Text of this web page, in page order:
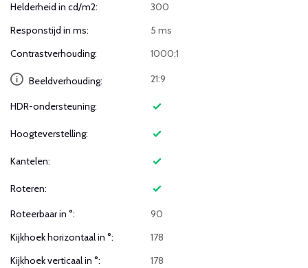
Helderheid in cd/m2:
300
Responstijd in ms:
5 ms
Contrastverhouding:
1000:1
Beeldverhouding: 21:9
HDR-ondersteuning:
Hoogteverstelling:
Kantelen:
Roteren:
Roteerbaar in °:
90
Kijkhoek horizontaal in °:
178
Kijkhoek verticaal in °:
178